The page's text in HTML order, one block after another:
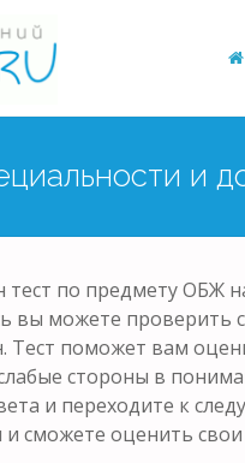
и
тест по предмету ОБЖ
вы можете проверить
Тест поможет вам
стороны в
и переходите к
сможете оценить свои